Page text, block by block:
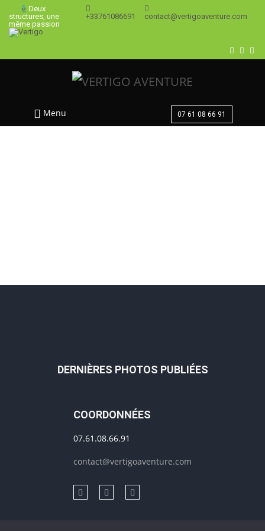
Deux
structures, une
même passion
+33761086691 contact@vertigoaventure.com
Menu 07 61 08 66 91
DERNIÈRES PHOTOS PUBLIÉES
COORDONNÉES
07.61.08.66.91
contact@vertigoaventure.com